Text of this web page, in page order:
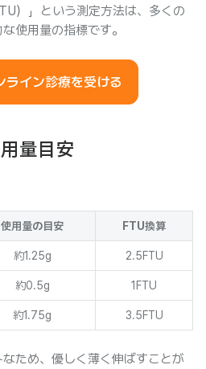
）」という測定方法は、多くの
使用量の指標です。
ライン診療を受ける
量目安
使用量の目安 FTU換算
約1.25g 2.5FTU
約0.5g 1FTU
約1.75g 3.5FTU
ため、優しく薄く伸ばすことが